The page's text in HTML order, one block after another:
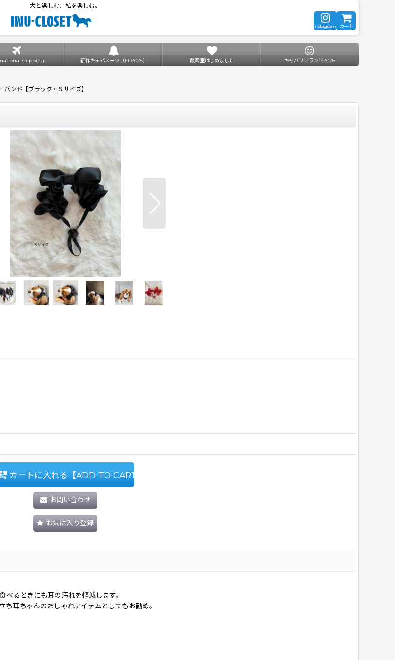
犬と楽しむ、私を楽しむ。
instagram カート
shipping 新作キャバスーツ（FD2025） 酸素室はじめました キャバリアランド2026
バンド【ブラック・Ｓサイズ】
カートに入れる【ADD TO CART】
お問い合わせ
お気に入り登録
るときにも耳の汚れを軽減します。
耳ちゃんのおしゃれアイテムとしてもお勧め。